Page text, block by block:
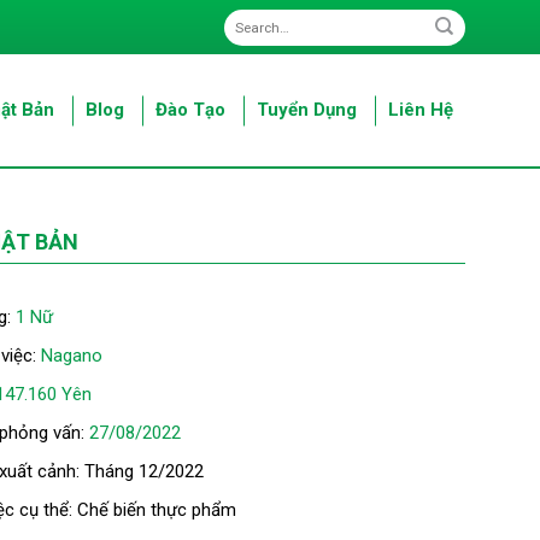
Bản Blog Đào Tạo Tuyển Dụng Liên Hệ
BẢN
1 Nữ
Nagano
Yên
vấn:27/08/2022
cảnh: Tháng 12/2022
cụ thể: Chế biến thực phẩm